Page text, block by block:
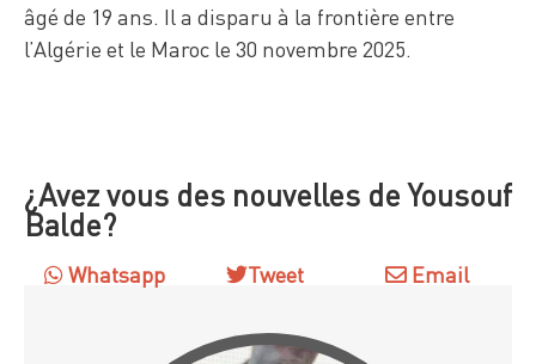
âgé de 19 ans. Il a disparu à la frontière entre
l’Algérie et le Maroc le 30 novembre 2025.
¿Avez vous des nouvelles de Yousouf
Balde?
Whatsapp Tweet Email